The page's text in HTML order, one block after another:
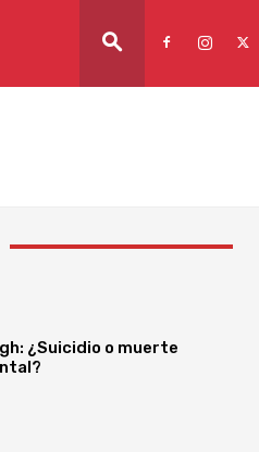
¿Suicidio o muerte